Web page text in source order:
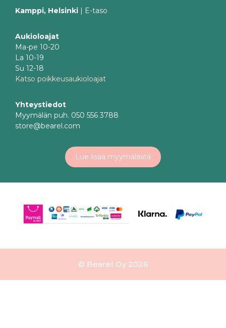
Kamppi, Helsinki | E-taso
Aukioloajat
Ma-pe 10-20
La 10-19
Su 12-18
Katso poikkeusaukioloajat
Yhteystiedot
Myymälän puh. 050 556 3788
store@bearel.com
Lue lisää myymälästä
© Bearel Oy 2026